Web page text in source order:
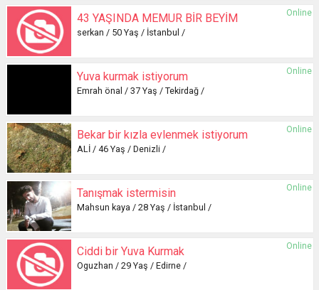
Online
43 YAŞINDA MEMUR BİR BEYİM
serkan / 50 Yaş / İstanbul /
Online
Yuva kurmak istiyorum
Emrah önal / 37 Yaş / Tekirdağ /
Online
Bekar bir kızla evlenmek istiyorum
ALİ / 46 Yaş / Denizli /
Online
Tanışmak istermisin
Mahsun kaya / 28 Yaş / İstanbul /
Online
Ciddi bir Yuva Kurmak
Oguzhan / 29 Yaş / Edirne /